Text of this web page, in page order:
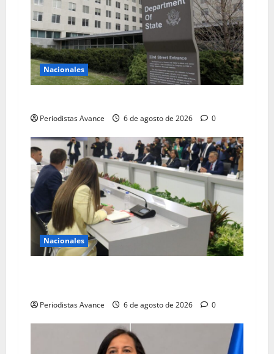
Nacionales
Periodistas Avance 6 de agosto de 2026 0
Nacionales
Periodistas Avance 6 de agosto de 2026 0